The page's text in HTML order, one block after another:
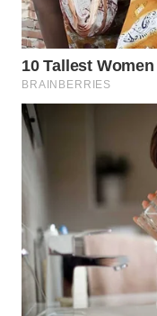
WN
SURABAYA
WN
MANDALIKA
WN
LIKUPANG